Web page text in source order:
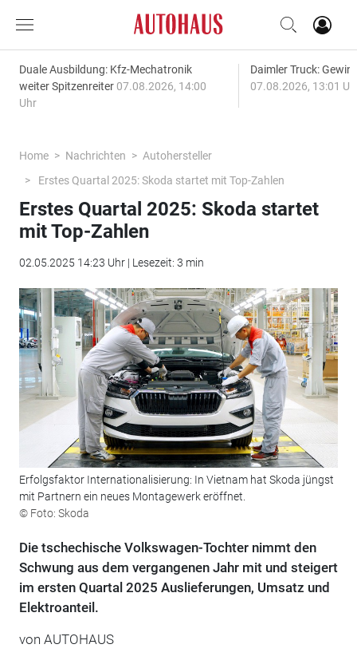
Duale Ausbildung: Kfz-Mechatronik
weiter Spitzenreiter 07.08.2026, 14:00
Uhr
Daimler Truck:
07.08.2026, 13:01
Home Nachrichten
Autohersteller
Erstes Quartal 2025: Skoda startet mit Top-Zahlen
Erstes Quartal 2025: Skoda startet
mit Top-Zahlen
02.05.2025 14:23 Uhr | Lesezeit: 3 min
Erfolgsfaktor Internationalisierung: In Vietnam hat Skoda jüngst
mit Partnern ein neues Montagewerk eröffnet.
© Foto: Skoda
Die tschechische Volkswagen-Tochter nimmt den
Schwung aus dem vergangenen Jahr mit und steigert
im ersten Quartal 2025 Auslieferungen, Umsatz und
Elektroanteil.
von AUTOHAUS